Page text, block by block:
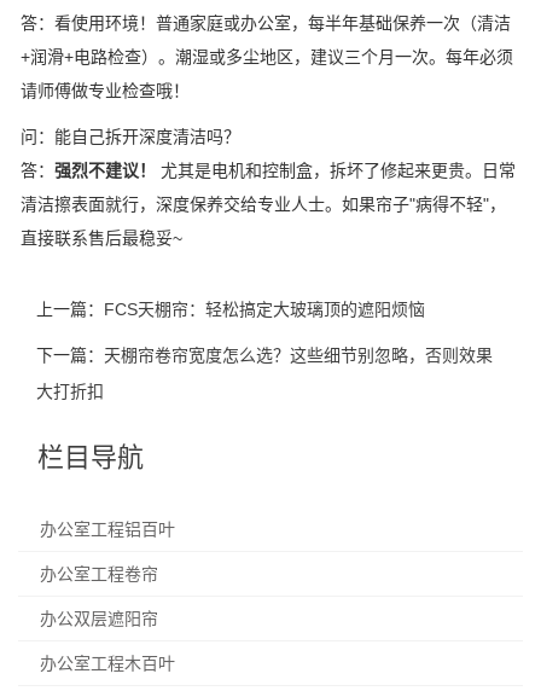
答：看使用环境！普通家庭或办公室，每半年基础保养一次（清洁
+润滑+电路检查）。潮湿或多尘地区，建议三个月一次。每年必须
请师傅做专业检查哦！
问：能自己拆开深度清洁吗？
答： 强烈不建议！
尤其是电机和控制盒，拆坏了修起来更贵。日常
清洁擦表面就行，深度保养交给专业人士。如果帘子"病得不轻"，
直接联系售后最稳妥~
上一篇： FCS天棚帘：轻松搞定大玻璃顶的遮阳烦恼
下一篇： 天棚帘卷帘宽度怎么选？这些细节别忽略，否则效果
大打折扣
栏目导航
办公室工程铝百叶
办公室工程卷帘
办公双层遮阳帘
办公室工程木百叶